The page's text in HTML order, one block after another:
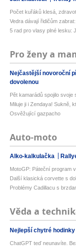
Počet kuřáků klesá,
Vedra dávají řidičům
5 rad pro vlasy plné lesku:
Pro ženy a
Nejčastější novoroční
dovolenou
Pět kamarádů spojilo svoje
Miluje ji i Zendaya! Sukně,
Osvěžující gazpacho
Auto-moto
Alko-kalkulačka
MotoGP: Páteční program
Další klasická corvette s
Problémy Cadillacu s
Věda a
Nejlepší chytré hodinky
ChatGPT teď neunavíte.